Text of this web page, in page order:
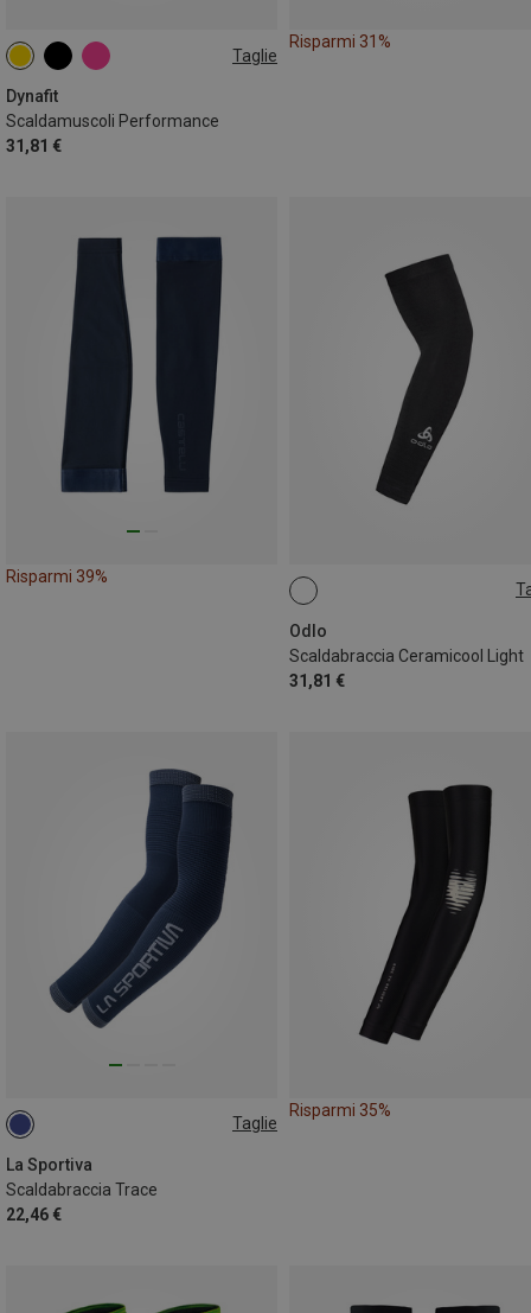
Taglie
Dynafit
Scaldamuscoli Performance
31,81 €
L|XL M|S
Risparmi 31%
Risparmi 39%
Odlo
Scaldabraccia Ceramicool Light
31,81 €
L|XL
Taglie
La Sportiva
Scaldabraccia Trace
22,46 €
L|XL
Risparmi 35%